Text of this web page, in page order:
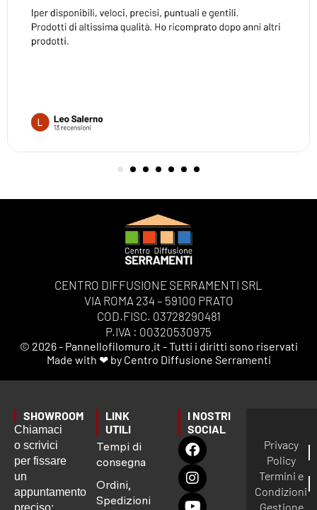
CENTRO DIFFUSIONE SERRAMENTI SRL
VIA ROMA 234 – 59100 PRATO
COD.FISC. 03728290481
P.IVA : 00320530975
© 2026 - Pannellofilomuro.it - Tutti i diritti sono riservati
Made with ❤ by Centro Diffusione Serramenti
SHOWROOM
Chiamaci
o scrivici
per fissare
un
appuntamento
LINK
UTILI
Tempi di
consegna
Ordini,
Spedizioni
I NOSTRI
SOCIAL
Privacy
Policy
Termini e
Condizioni
Gestione